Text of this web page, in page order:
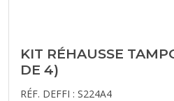
KIT RÉHAUSSE
DE 4)
RÉF. DEFFI : S224A4